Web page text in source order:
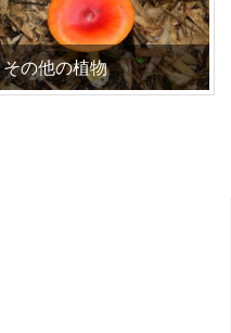
その他の植物